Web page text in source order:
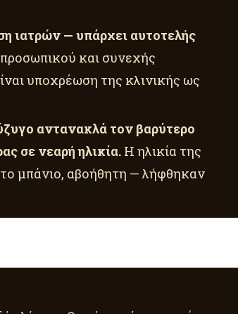
ιατρών — υπάρχει αυτοτελής
και συνεχής
υποχρέωση της κλινικής ως
αντανακλά τον βαρύτερο
σε νεαρή ηλικία. Η ηλικία της
μπάνιο, αβοήθητη — λήφθηκαν